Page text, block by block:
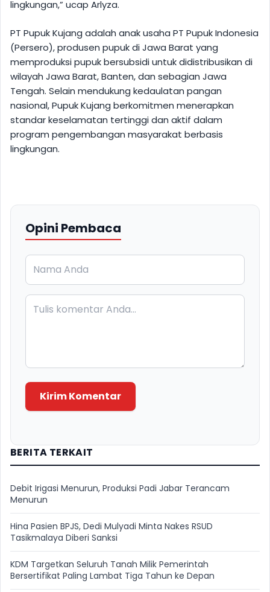
BERITA TERKAIT
Debit Irigasi Menurun, Produksi Padi Jabar Terancam
Menurun
Hina Pasien BPJS, Dedi Mulyadi Minta Nakes RSUD
Tasikmalaya Diberi Sanksi
KDM Targetkan Seluruh Tanah Milik Pemerintah
Bersertifikat Paling Lambat Tiga Tahun ke Depan
lingkungan,” ucap Arlyza.
PT Pupuk Kujang adalah anak usaha PT Pupuk Indonesia
(Persero), produsen pupuk di Jawa Barat yang
memproduksi pupuk bersubsidi untuk didistribusikan di
wilayah Jawa Barat, Banten, dan sebagian Jawa
Tengah. Selain mendukung kedaulatan pangan
nasional, Pupuk Kujang berkomitmen menerapkan
standar keselamatan tertinggi dan aktif dalam
program pengembangan masyarakat berbasis
lingkungan.
Opini Pembaca
Kirim Komentar